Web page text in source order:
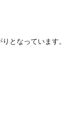
となっています。